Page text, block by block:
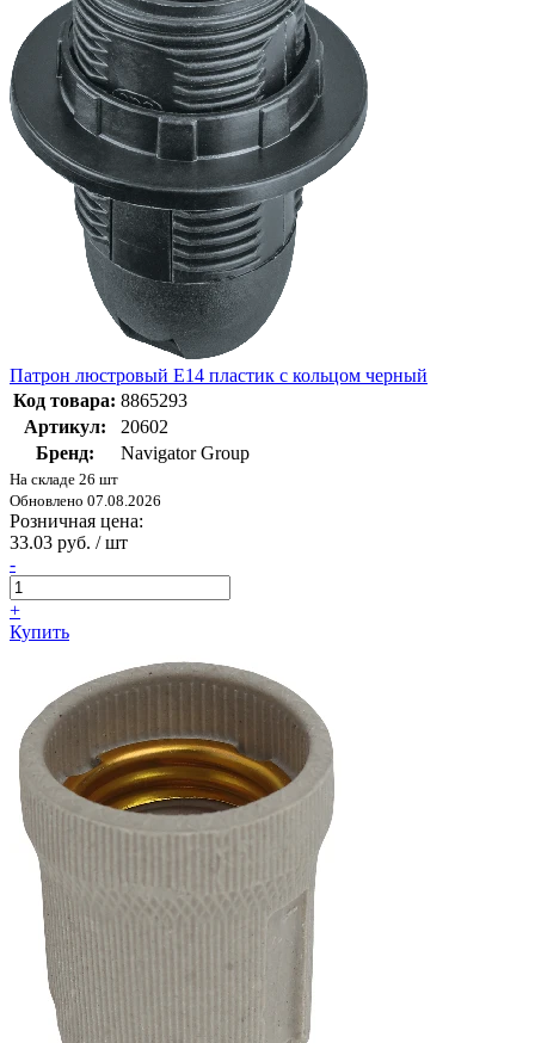
Патрон люстровый Е14 пластик с кольцом черный
Код товара: 8865293
Артикул:
20602
Бренд:
Navigator Group
На складе 26 шт
Обновлено 07.08.2026
Розничная цена:
33.03 руб. / шт
-
+
Купить